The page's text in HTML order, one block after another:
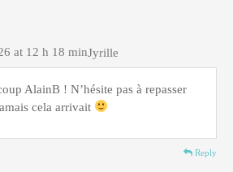
Jyrille
at 12 h 18 min
AlainB ! N’hésite pas à repasser
cela arrivait
Reply